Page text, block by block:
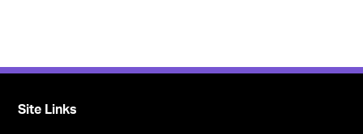
Site Links